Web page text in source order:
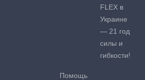
FLEX в
Украине
— 21 год
силы и
гибкости!
Помощь